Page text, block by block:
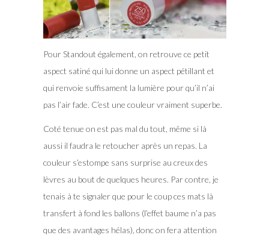
Pour Standout également, on retrouve ce petit
aspect satiné qui lui donne un aspect pétillant et
qui renvoie suffisament la lumière pour qu’il n’ai
pas l’air fade. C’est une couleur vraiment superbe.
Coté tenue on est pas mal du tout, même si là
aussi il faudra le retoucher après un repas. La
couleur s’estompe sans surprise au creux des
lèvres au bout de quelques heures. Par contre, je
tenais à te signaler que pour le coup ces mats là
transfert à fond les ballons (l’effet baume n’a pas
que des avantages hélas), donc on fera attention